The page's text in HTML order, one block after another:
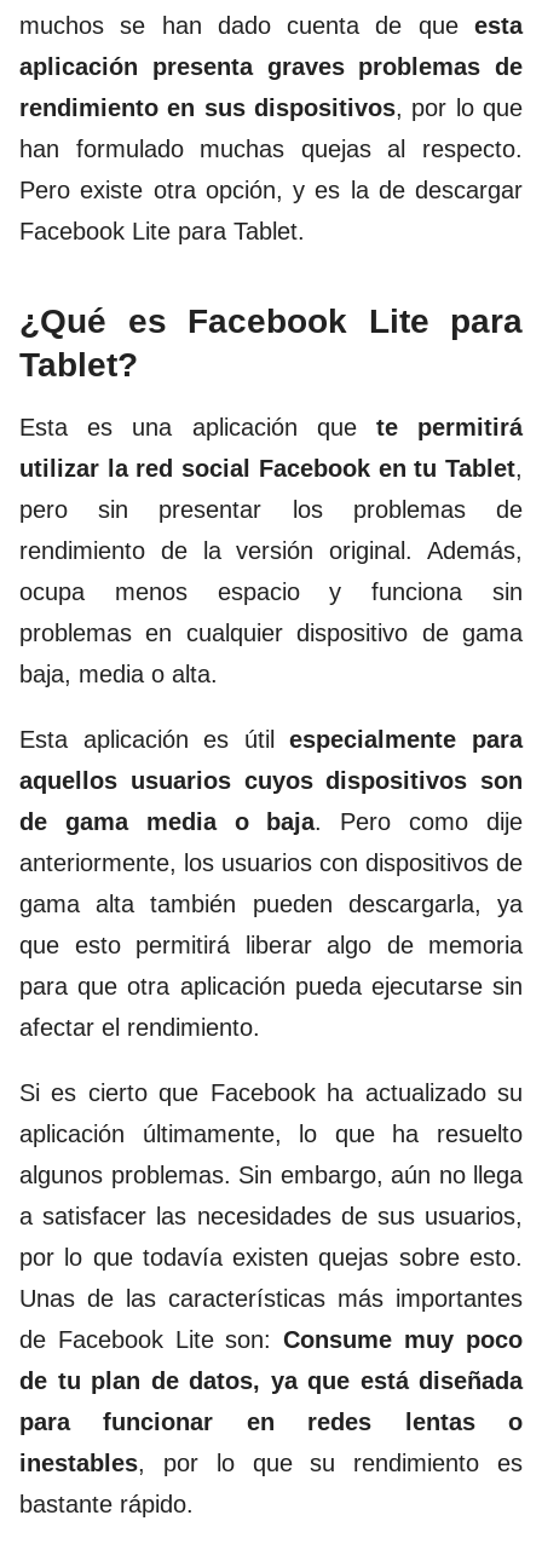
muchos se han dado cuenta de que esta
aplicación presenta graves problemas de
rendimiento en sus dispositivos, por lo que
han formulado muchas quejas al respecto.
Pero existe otra opción, y es la de descargar
Facebook Lite para Tablet.
¿Qué es Facebook Lite para
Tablet?
Esta es una aplicación que te permitirá
utilizar la red social Facebook en tu Tablet,
pero sin presentar los problemas de
rendimiento de la versión original. Además,
ocupa menos espacio y funciona sin
problemas en cualquier dispositivo de gama
baja, media o alta.
Esta aplicación es útilespecialmente para
aquellos usuarios cuyos dispositivos son
de gama media o baja. Pero como dije
anteriormente, los usuarios con dispositivos de
gama alta también pueden descargarla, ya
que esto permitirá liberar algo de memoria
para que otra aplicación pueda ejecutarse sin
afectar el rendimiento.
Si es cierto que Facebook ha actualizado su
aplicación últimamente, lo que ha resuelto
algunos problemas. Sin embargo, aún no llega
a satisfacer las necesidades de sus usuarios,
por lo que todavía existen quejas sobre esto.
Unas de las características más importantes
de Facebook Lite son:Consume muy poco
de tu plan de datos, ya que está diseñada
para funcionar en redes lentas o
inestables, por lo que su rendimiento es
bastante rápido.